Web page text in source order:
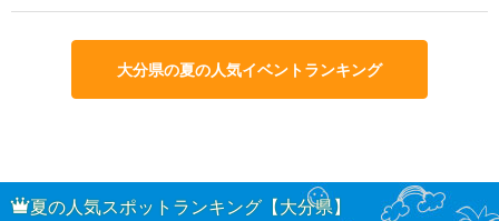
大分県の夏の人気イベントランキング
夏の人気スポットランキング【大分県】